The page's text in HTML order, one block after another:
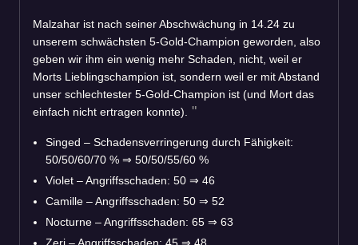
Malzahar ist nach seiner Abschwächung in 14.24 zu
unserem schwächsten 5-Gold-Champion geworden, also
geben wir ihm ein wenig mehr Schaden, nicht, weil er
Morts Lieblingschampion ist, sondern weil er mit Abstand
unser schlechtester 5-Gold-Champion ist (und Mort das
einfach nicht ertragen konnte).
Singed – Schadensverringerung durch Fähigkeit:
50/50/60/70 % ⇒ 50/50/55/60 %
Violet – Angriffsschaden: 50 ⇒ 46
Camille – Angriffsschaden: 50 ⇒ 52
Nocturne – Angriffsschaden: 65 ⇒ 63